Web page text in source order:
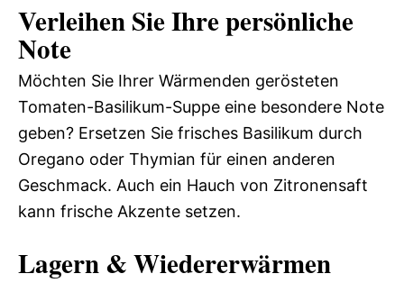
Verleihen Sie Ihre persönliche
Note
Möchten Sie Ihrer Wärmenden gerösteten
Tomaten-Basilikum-Suppe eine besondere Note
geben? Ersetzen Sie frisches Basilikum durch
Oregano oder Thymian für einen anderen
Geschmack. Auch ein Hauch von Zitronensaft
kann frische Akzente setzen.
Lagern & Wiedererwärmen